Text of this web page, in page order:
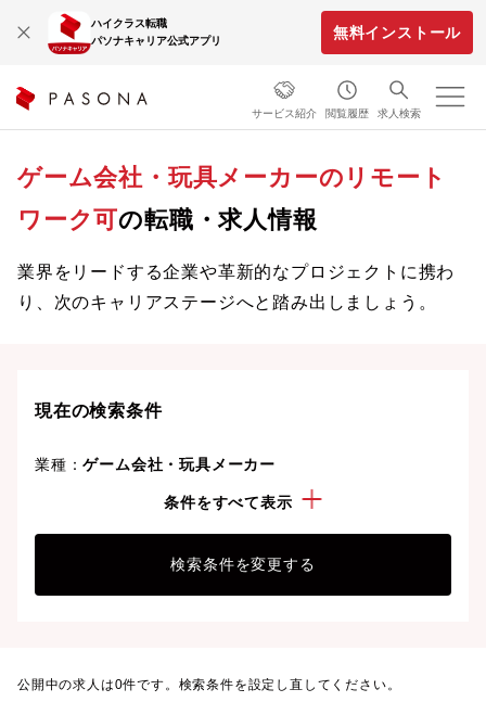
ハイクラス転職
パソナキャリア公式アプリ
無料インストール
サービス紹介 閲覧履歴 求人検索
ゲーム会社・玩具メーカーのリモート
ワーク可の転職・求人情報
業界をリードする企業や革新的なプロジェクトに携わ
り、次のキャリアステージへと踏み出しましょう。
現在の検索条件
業種：ゲーム会社・玩具メーカー
リモートワーク可
条件をすべて表示
検索条件を変更する
公開中の求人は0件です。検索条件を設定し直してください。